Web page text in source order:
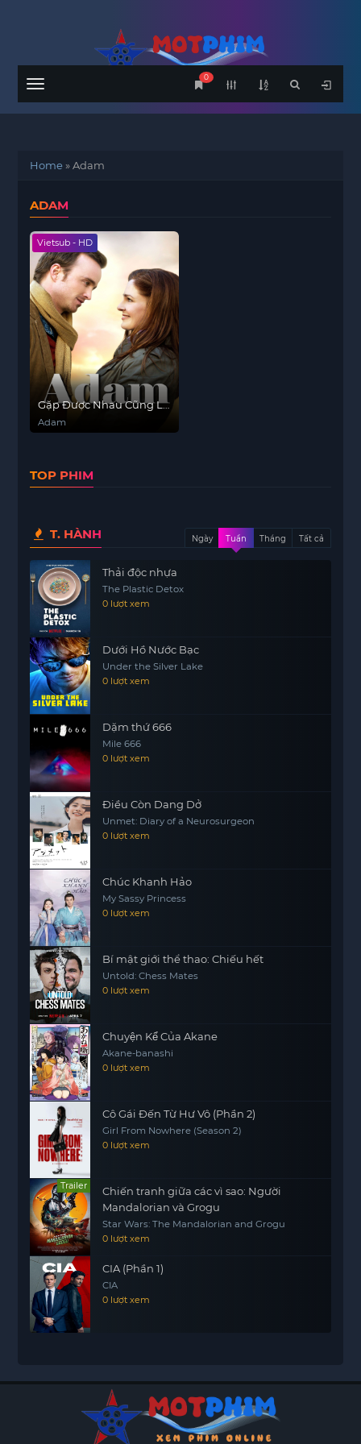
Menu
0
Home»Adam
ADAM
Vietsub - HD
Gặp Được Nhau Cũng Là
Kho Báu
Adam
TOP PHIM
T. HÀNH Ngày Tuần Tháng Tất cả
Thải độc nhựa
The Plastic Detox
0 lượt xem
Dưới Hồ Nước Bạc
Under the Silver Lake
0 lượt xem
Dặm thứ 666
Mile 666
0 lượt xem
Điều Còn Dang Dở
Unmet: Diary of a Neurosurgeon
0 lượt xem
Chúc Khanh Hảo
My Sassy Princess
0 lượt xem
Bí mật giới thể thao: Chiếu hết
Untold: Chess Mates
0 lượt xem
Chuyện Kể Của Akane
Akane-banashi
0 lượt xem
Cô Gái Đến Từ Hư Vô (Phần 2)
Girl From Nowhere (Season 2)
0 lượt xem
Trailer
Chiến tranh giữa các vì sao: Người
Mandalorian và Grogu
Star Wars: The Mandalorian and Grogu
0 lượt xem
CIA (Phần 1)
CIA
0 lượt xem